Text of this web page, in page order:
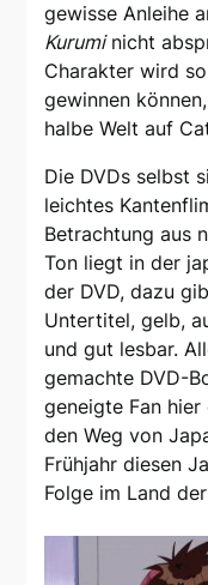
gewisse Anleihe
Kuruminicht
Charakter wird
gewinnen
halbe Welt auf
Die DVDs selbst
leichtes
Betrachtung aus
Ton liegt in der
der DVD, dazu
Untertitel, gelb,
und gut lesbar.
gemachte DVD-
geneigte Fan hier
den Weg von
Frühjahr diesen
Folge im Land